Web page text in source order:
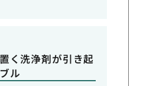
く洗浄剤が引き起
ル